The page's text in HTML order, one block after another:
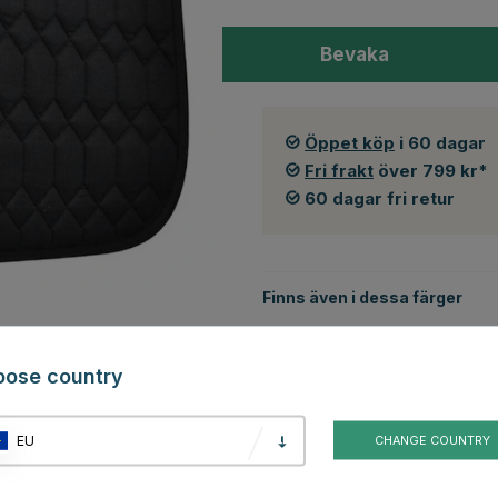
Bevaka
Öppet köp i 60 dagar
Fri frakt över 799 kr*
60 dagar fri retur
Finns även i dessa färger
Blå
country
EU CHANGE COUNTRY